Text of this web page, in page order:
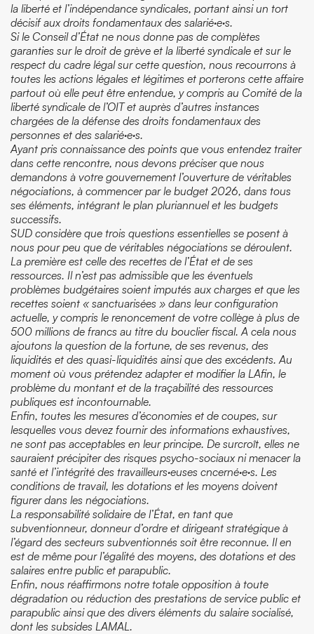
la liberté et l’indépendance syndicales, portant ainsi un tort
décisif aux droits fondamentaux des salarié·e·s.
Si le Conseil d’État ne nous donne pas de complètes
garanties sur le droit de grève et la liberté syndicale et sur le
respect du cadre légal sur cette question, nous recourrons à
toutes les actions légales et légitimes et porterons cette affaire
partout où elle peut être entendue, y compris au Comité de la
liberté syndicale de l’OIT et auprès d’autres instances
chargées de la défense des droits fondamentaux des
personnes et des salarié·e·s.
Ayant pris connaissance des points que vous entendez traiter
dans cette rencontre, nous devons préciser que nous
demandons à votre gouvernement l’ouverture de véritables
négociations, à commencer par le budget 2026, dans tous
ses éléments, intégrant le plan pluriannuel et les budgets
successifs.
SUD considère que trois questions essentielles se posent à
nous pour peu que de véritables négociations se déroulent.
La première est celle des recettes de l’État et de ses
ressources. Il n’est pas admissible que les éventuels
problèmes budgétaires soient imputés aux charges et que les
recettes soient « sanctuarisées » dans leur configuration
actuelle, y compris le renoncement de votre collège à plus de
500 millions de francs au titre du bouclier fiscal. A cela nous
ajoutons la question de la fortune, de ses revenus, des
liquidités et des quasi-liquidités ainsi que des excédents. Au
moment où vous prétendez adapter et modifier la LAfin, le
problème du montant et de la traçabilité des ressources
publiques est incontournable.
Enfin, toutes les mesures d’économies et de coupes, sur
lesquelles vous devez fournir des informations exhaustives,
ne sont pas acceptables en leur principe. De surcroît, elles ne
sauraient précipiter des risques psycho-sociaux ni menacer la
santé et l’intégrité des travailleurs·euses cncerné·e·s. Les
conditions de travail, les dotations et les moyens doivent
figurer dans les négociations.
La responsabilité solidaire de l’État, en tant que
subventionneur, donneur d’ordre et dirigeant stratégique à
l’égard des secteurs subventionnés soit être reconnue. Il en
est de même pour l’égalité des moyens, des dotations et des
salaires entre public et parapublic.
Enfin, nous réaffirmons notre totale opposition à toute
dégradation ou réduction des prestations de service public et
parapublic ainsi que des divers éléments du salaire socialisé,
dont les subsides LAMAL.